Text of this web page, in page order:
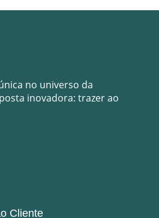
no universo da
inovadora: trazer ao
Cliente